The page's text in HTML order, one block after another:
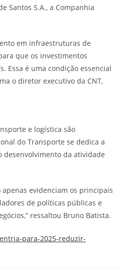
Santos S.A., a Companhia
em infraestruturas de
que os investimentos
Essa é uma condição essencial
o diretor executivo da CNT,
e logística são
do Transporte se dedica a
desenvolvimento da atividade
apenas evidenciam os principais
de políticas públicas e
ressaltou Bruno Batista.
para-2025-reduzir-